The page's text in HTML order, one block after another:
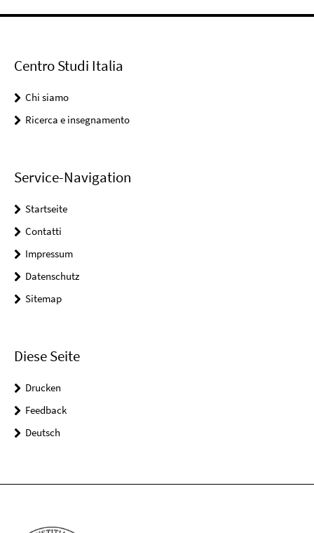
Centro Studi Italia
Chi siamo
Ricerca e insegnamento
Service-Navigation
Startseite
Contatti
Impressum
Datenschutz
Sitemap
Diese Seite
Drucken
Feedback
Deutsch